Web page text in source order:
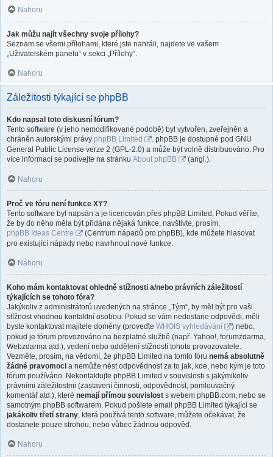
Nahoru
Jak můžu najít všechny svoje přílohy?
Seznam se všemi přílohami, které jste nahráli, najdete ve vašem
„Uživatelském panelu“ v sekci „Přílohy“.
Nahoru
Záležitosti týkající se phpBB
Kdo napsal toto diskusní fórum?
Tento software (v jeho nemodifikované podobě) byl vytvořen, zveřejněn a
chráněn autorskými právy phpBB Limited
. phpBB je dostupné pod GNU
General Public License verze 2 (GPL-2.0) a může být volně distribuováno. Pro
více informací se podívejte na stránku About phpBB (angl.).
Nahoru
Proč ve fóru není funkce XY?
Tento software byl napsán a je licencován přes phpBB Limited. Pokud věříte,
že by do něho měla být přidána nějaká funkce, navštivte, prosím,
phpBB Ideas Centre
(Centrum nápadů pro phpBB), kde můžete hlasovat
pro existující nápady nebo navrhnout nové funkce.
Nahoru
Koho mám kontaktovat ohledně stížnosti a/nebo právních záležitostí
týkajících se tohoto fóra?
Jakýkoliv z administrátorů uvedených na stránce „Tým“, by měl být pro vaši
stížnost vhodnou kontaktní osobou. Pokud se vám nedostane odpovědi, měli
byste kontaktovat majitele domény (proveďte WHOIS vyhledávání
) nebo,
pokud je fórum provozováno na bezplatné službě (např. Yahoo!, forumzdarma,
Webzdarma atd.), vedení nebo oddělení stížností tohoto provozovatele.
Vezměte, prosím, na vědomí, že phpBB Limited na tomto fóru nemá absolutně
žádné pravomoci a nemůže nést odpovědnost za to jak, kde, nebo kým je toto
fórum používáno. Nekontaktujte phpBB Limited v souvislosti s jakýmikoliv
právními záležitostmi (zastavení činnosti, odpovědnost, pomlouvačný
komentář atd.), které nemají přímou souvislost s webem phpBB.com, nebo se
samotným phpBB softwarem. Pokud pošlete email phpBB Limited týkající se
jakákoliv třetí strany , která používá tento software, můžete očekávat, že
dostanete pouze strohou, nebo vůbec žádnou odpověď.
Nahoru